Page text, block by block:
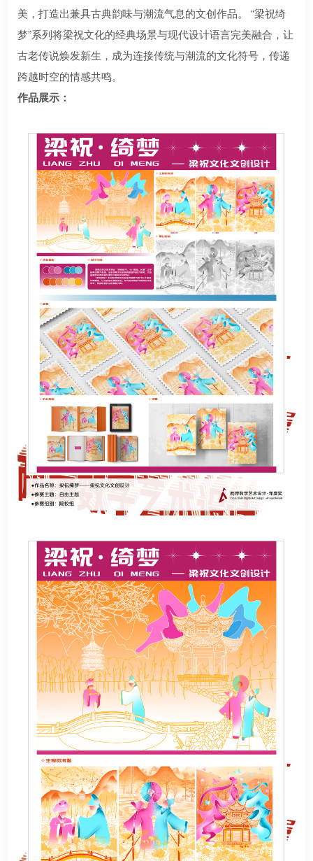
美，打造出兼具古典韵味与潮流气息的文创作品。 “梁祝绮
梦”系列将梁祝文化的经典场景与现代设计语言完美融合，让
古老传说焕发新生，成为连接传统与潮流的文化符号，传递
跨越时空的情感共鸣。
作品展示：